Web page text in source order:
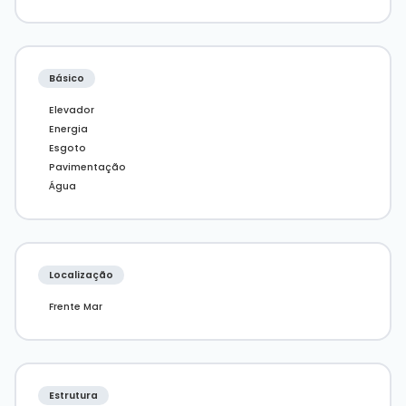
• Salão de festas
Para mais informações, contate a
Imóveis em Balneário Camboriú.
Básico
Elevador
Energia
Esgoto
Pavimentação
Água
Localização
Frente Mar
Estrutura